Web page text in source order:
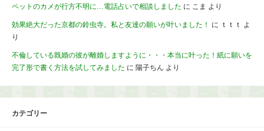
ペットのカメが行方不明に…電話占いで相談しました に こま より
効果絶大だった京都の鈴虫寺。私と友達の願いが叶いました！ に ｔｔｔ よ
り
不倫している既婚の彼が離婚しますように・・・本当に叶った！紙に願いを
完了形で書く方法を試してみました に 陽子ちん より
カテゴリー